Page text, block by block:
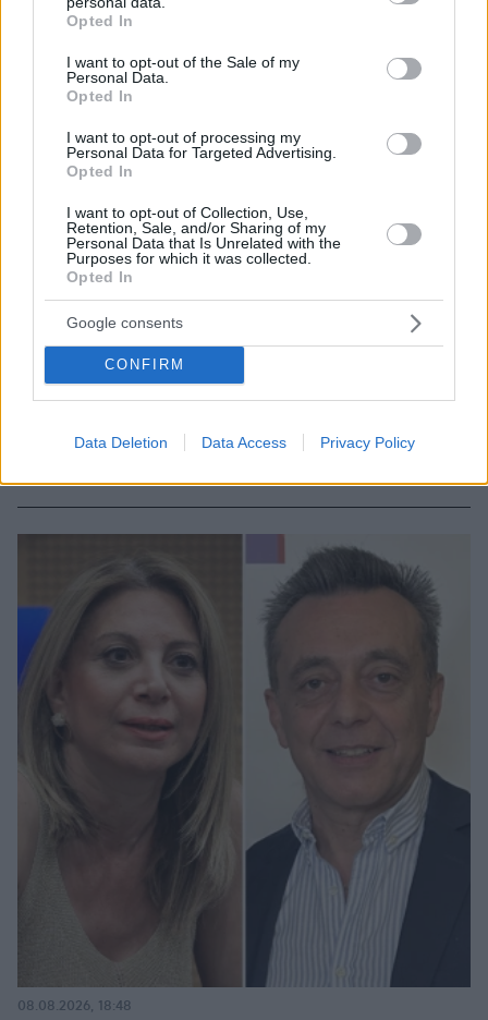
grant or deny consent to Google and its third-party tags to
use your data for below specified purposes in below Google
consent section.
Opted In
I want to opt-out of the Sale of my
Personal Data.
Opted In
I want to opt-out of processing my
Personal Data for Targeted Advertising.
Opted In
I want to opt-out of Collection, Use,
Retention, Sale, and/or Sharing of my
Personal Data that Is Unrelated with the
Purposes for which it was collected.
Opted In
Google consents
CONFIRM
Data Deletion Data Access Privacy Policy
Τραγωδία στην Πάρο: Πνίγηκε 4χρονος σε πισίνα
beach bar, βούτηξε ο μπάρμαν για να τον σώσει
08.08.2026, 18:48